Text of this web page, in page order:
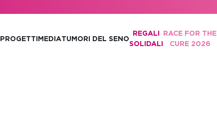
PROGETTIMEDIATUMORI DEL SENO
REGALI
SOLIDALI
RACE FOR THE
CURE 2026